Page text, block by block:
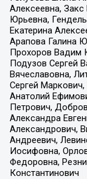
Алексеевна,
Юрьевна,
Екатерина
Арапова Галина
Прохоров Вадим
Подузов Сергей
Вячеславовна,
Сергей
Анатолий
Петрович,
Александра
Александрович,
Андреевич,
Иосифовна,
Федоровна,
Константинович